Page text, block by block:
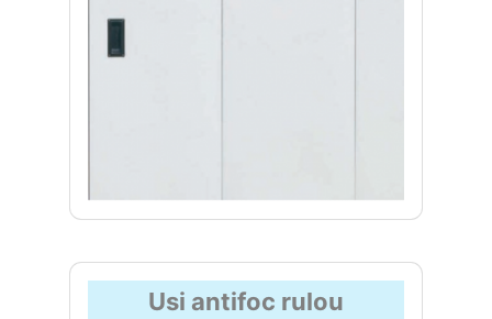
Usi antifoc rulou